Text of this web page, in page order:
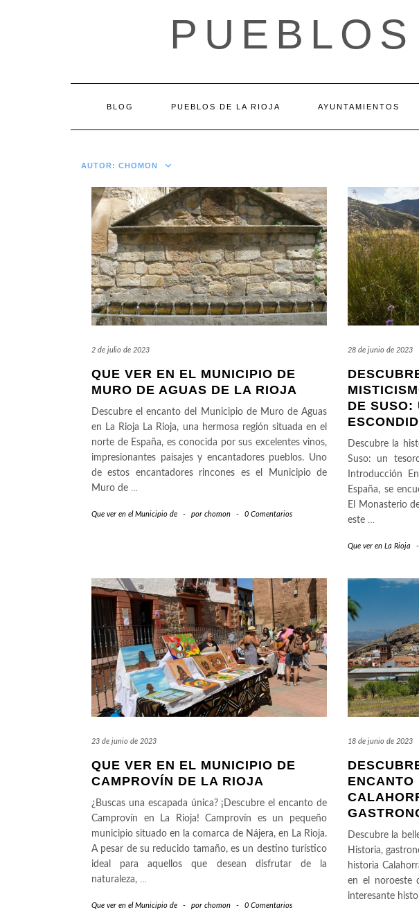
BLOG PUEBLOS DE LA RIOJA AYUNTAMIENTOS
AUTOR: CHOMON
2 de julio de 2023
QUE VER EN EL MUNICIPIO DE
MURO DE AGUAS DE LA RIOJA
Descubre el encanto del Municipio de Muro de Aguas
en La Rioja La Rioja, una hermosa región situada en el
norte de España, es conocida por sus excelentes vinos,
impresionantes paisajes y encantadores pueblos. Uno
de estos encantadores rincones es el Municipio de
Muro de …
Que ver en el Municipio de - por chomon - 0 Comentarios
28 de junio de 2023
DE SUSO:
Descubre la
Suso: un
Introducción
España, se
El Monasterio
este …
Que ver en La Rioja -
23 de junio de 2023
QUE VER EN EL MUNICIPIO DE
CAMPROVÍN DE LA RIOJA
¿Buscas una escapada única? ¡Descubre el encanto de
Camprovín en La Rioja! Camprovín es un pequeño
municipio situado en la comarca de Nájera, en La Rioja.
A pesar de su reducido tamaño, es un destino turístico
ideal para aquellos que desean disfrutar de la
naturaleza, …
Que ver en el Municipio de - por chomon - 0 Comentarios
18 de junio de 2023
ENCANTO
Descubre la
Historia,
historia
en el noroeste
interesante